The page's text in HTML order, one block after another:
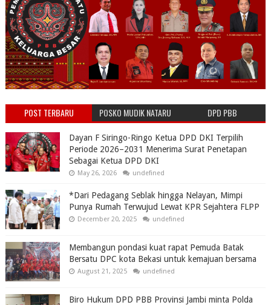
POST TERBARU
POSKO MUDIK NATARU
DPD PBB
Dayan F Siringo-Ringo Ketua DPD DKI Terpilih
Periode 2026–2031 Menerima Surat Penetapan
Sebagai Ketua DPD DKI
May 26, 2026 undefined
*Dari Pedagang Seblak hingga Nelayan, Mimpi
Punya Rumah Terwujud Lewat KPR Sejahtera FLPP
December 20, 2025 undefined
Membangun pondasi kuat rapat Pemuda Batak
Bersatu DPC kota Bekasi untuk kemajuan bersama
August 21, 2025 undefined
Biro Hukum DPD PBB Provinsi Jambi minta Polda